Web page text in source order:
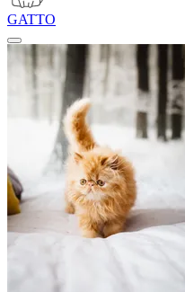
GATTO